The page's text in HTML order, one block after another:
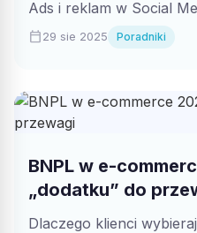
Ads i reklam w Social
calendar_today29 sie 2025 Poradniki
BNPL w e-
„dodatku” do
Dlaczego klienci